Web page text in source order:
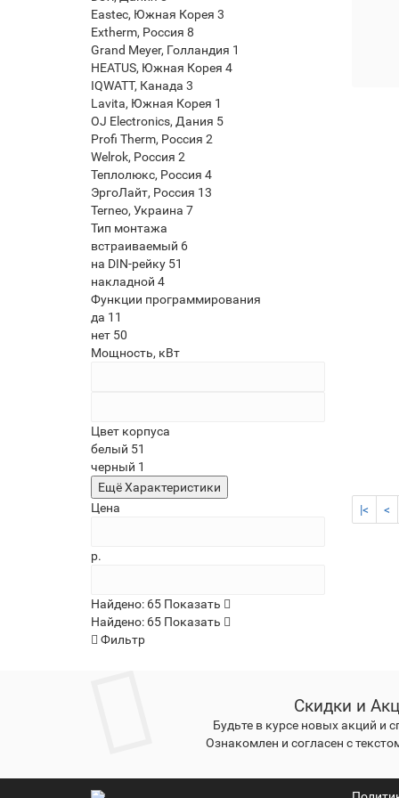
Eastec, Южная Корея 3
Extherm, Россия 8
Grand Meyer, Голландия 1
HEATUS, Южная Корея 4
IQWATT, Канада 3
Lavita, Южная Корея 1
OJ Electronics, Дания 5
Profi Therm, Россия 2
Welrok, Россия 2
Теплолюкс, Россия 4
ЭргоЛайт, Россия 13
Terneo, Украина 7
Тип монтажа
встраиваемый 6
на DIN-рейку 51
накладной 4
Функции программирования
да 11
нет 50
Мощность, кВт
Цвет корпуса
белый 51
черный 1
Ещё Характеристики
Цена
р.
Найдено: 65 Показать
Найдено: 65 Показать
Фильтр
|< <
Скидки и
Будьте в курсе новых акций и
Ознакомлен и согласен с